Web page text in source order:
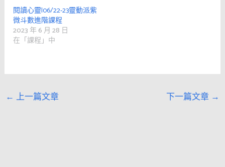
閱讀心靈|06/22-23靈動派紫
微斗數進階課程
2023 年 6 月 28 日
在「課程」中
← 上一篇文章 下一篇文章 →